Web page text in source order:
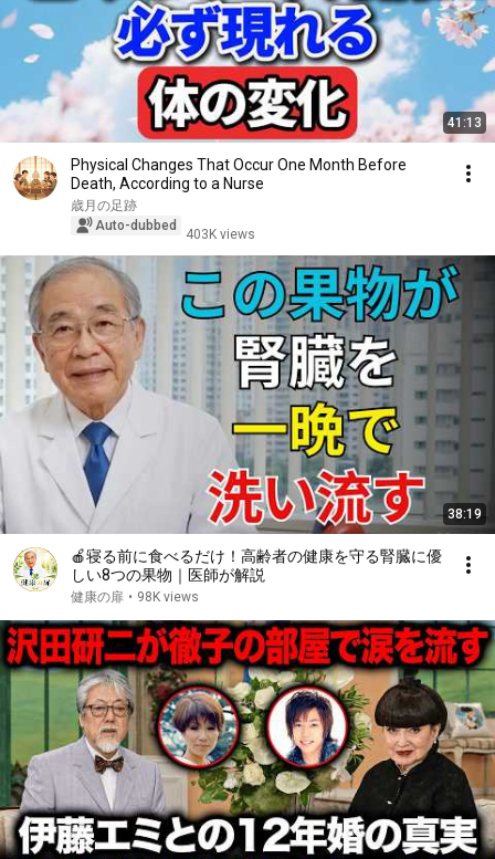
41:13
Physical Changes That Occur One Month Before
Death, According to a Nurse
歳月の足跡
Auto-dubbed
403K views
38:19
🍎寝る前に食べるだけ！高齢者の健康を守る腎臓に優
しい8つの果物｜医師が解説
健康の扉 • 98K views